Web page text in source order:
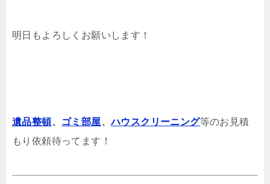
明日もよろしくお願いします！
遺品整頓、 ゴミ部屋、ハウスクリーニング等のお見積
もり依頼待ってます！